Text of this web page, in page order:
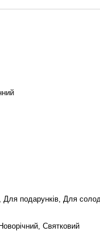
Для подарунків, Для
Святковий